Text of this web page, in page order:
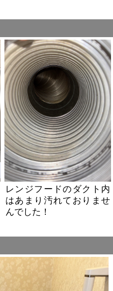
レンジフードのダクト内
はあまり汚れておりませ
んでした！